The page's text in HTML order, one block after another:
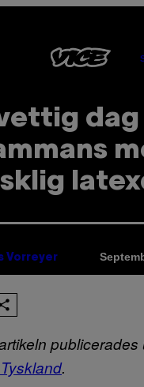
dag
Vorreyer
.